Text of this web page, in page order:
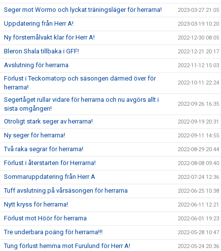
Seger mot Wormo och lyckat träningsläger för herrarna! 2023-03-27 21:05
Uppdatering från Herr A! 2023-03-19 10:20
Ny förstemålvakt klar för Herr A! 2022-12-30 08:05
Bleron Shala tillbaka i GFF! 2022-12-21 20:17
Avslutning för herrarna 2022-11-12 15:03
Förlust i Teckomatorp och säsongen därmed över för
herrarna!
2022-10-11 22:24
Segertåget rullar vidare för herrarna och nu avgörs allt i
sista omgången!
2022-09-26 16:35
Otroligt stark seger av herrarna! 2022-09-19 20:31
Ny seger för herrarna! 2022-09-11 14:55
Två raka segrar för herrarna! 2022-08-29 20:44
Förlust i återstarten för Herrarna! 2022-08-08 09:40
Sommaruppdatering från Herr A 2022-07-24 12:36
Tuff avslutning på vårsäsongen för herrarna 2022-06-25 10:38
Nytt kryss för herrarna! 2022-06-11 12:21
Förlust mot Höör för herrarna 2022-06-01 19:23
Tre underbara poäng för herrarna!!! 2022-05-28 10:47
Tung förlust hemma mot Furulund för Herr A! 2022-05-24 20:36